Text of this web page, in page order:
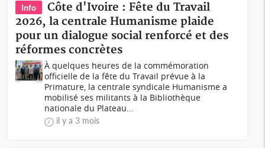
Info
Côte d'Ivoire : Fête du Travail
2026, la centrale Humanisme plaide
pour un dialogue social renforcé et des
réformes concrètes
À quelques heures de la commémoration
officielle de la fête du Travail prévue à la
Primature, la centrale syndicale Humanisme a
mobilisé ses militants à la Bibliothèque
nationale du Plateau...
il y a 3 mois